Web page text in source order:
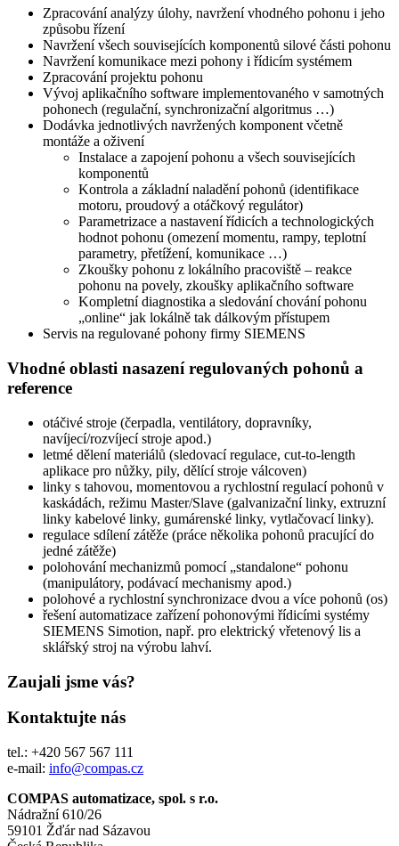
Zpracování analýzy úlohy, navržení vhodného pohonu i jeho
způsobu řízení
Navržení všech souvisejících komponentů silové části pohonu
Navržení komunikace mezi pohony i řídicím systémem
Zpracování projektu pohonu
Vývoj aplikačního software implementovaného v samotných
pohonech (regulační, synchronizační algoritmus …)
Dodávka jednotlivých navržených komponent včetně
montáže a oživení
Instalace a zapojení pohonu a všech souvisejících
komponentů
Kontrola a základní naladění pohonů (identifikace
motoru, proudový a otáčkový regulátor)
Parametrizace a nastavení řídicích a technologických
hodnot pohonu (omezení momentu, rampy, teplotní
parametry, přetížení, komunikace …)
Zkoušky pohonu z lokálního pracoviště – reakce
pohonu na povely, zkoušky aplikačního software
Kompletní diagnostika a sledování chování pohonu
„online“ jak lokálně tak dálkovým přístupem
Servis na regulované pohony firmy SIEMENS
Vhodné oblasti nasazení regulovaných pohonů a
reference
otáčivé stroje (čerpadla, ventilátory, dopravníky,
navíjecí/rozvíjecí stroje apod.)
letmé dělení materiálů (sledovací regulace, cut-to-length
aplikace pro nůžky, pily, dělící stroje válcoven)
linky s tahovou, momentovou a rychlostní regulací pohonů v
kaskádách, režimu Master/Slave (galvanizační linky, extruzní
linky kabelové linky, gumárenské linky, vytlačovací linky).
regulace sdílení zátěže (práce několika pohonů pracující do
jedné zátěže)
polohování mechanizmů pomocí „standalone“ pohonu
(manipulátory, podávací mechanismy apod.)
polohové a rychlostní synchronizace dvou a více pohonů (os)
řešení automatizace zařízení pohonovými řídicími systémy
SIEMENS Simotion, např. pro elektrický vřetenový lis a
sklářský stroj na výrobu lahví.
Zaujali jsme vás?
Kontaktujte nás
tel.: +420 567 567 111
e-mail: info@compas.cz
COMPAS automatizace, spol. s r.o.
Nádražní 610/26
59101 Žďár nad Sázavou